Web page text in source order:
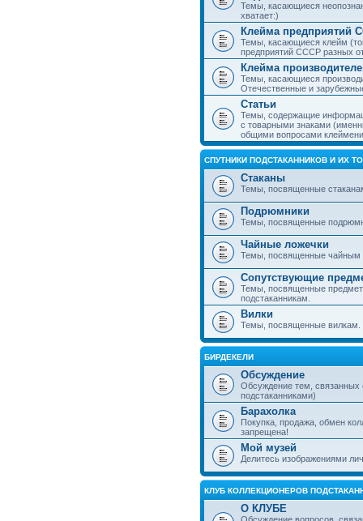
Темы, касающиеся
хватает:)
Клейма предприятий
Темы, касающиеся клейм
предприятий СССР разных
Клейма
Темы, касающиеся
Отечественные и
Статьи
Темы, содержащие
с товарными знаками
общими вопросами
СПУТНИКИ ПОДСТАКАННИКОВ И ИХ
Стаканы
Темы, посвященные
Подрюмники
Темы, посвященные
Чайные ложечки
Темы, посвященные чайным
Сопутствующие
Темы, посвященные
подстаканникам.
Вилки
Темы, посвященные вилкам.
БИРДЕКЕЛИ
Обсуждение
Обсуждение тем,
подстаканниками)
Барахолка
Покупка, продажа, обмен
запрещена!
Мой музей
Делитесь изображениями
КЛУБ КОЛЛЕКЦИОНЕРОВ
О КЛУБЕ
Обсуждение вопросов,